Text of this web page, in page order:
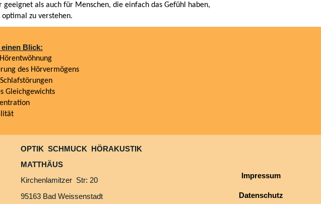
als auch für Menschen, die einfach das Gefühl haben,
zu verstehen.
einen Blick:
des Hörvermögens
Gleichgewichts
OPTIK SCHMUCK HÖRAKUSTIK
MATTHÄUS
Kirchenlamitzer Str: 20
95163 Bad Weissenstadt
Impressum
Datenschutz